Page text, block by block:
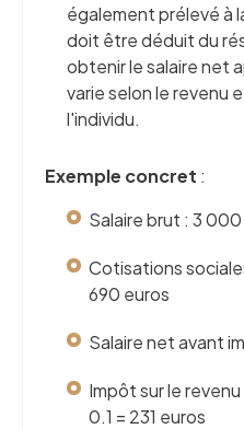
également prélevé à
doit être déduit du
obtenir le salaire net
varie selon le revenu
l'individu.
Exemple concret :
Salaire brut : 3
Cotisations
690 euros
Salaire net avant
Impôt sur le
0.1 = 231 euros